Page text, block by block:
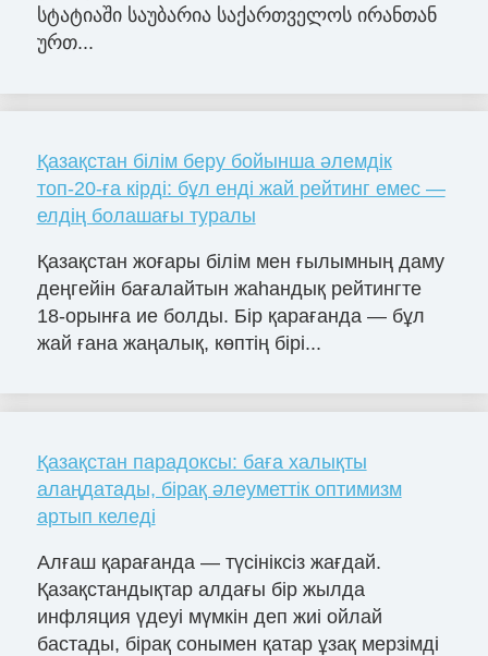
სტატიაში საუბარია საქართველოს ირანთან
ურთ...
Қазақстан білім беру бойынша әлемдік
топ-20-ға кірді: бұл енді жай рейтинг емес —
елдің болашағы туралы
Қазақстан жоғары білім мен ғылымның даму
деңгейін бағалайтын жаһандық рейтингте
18-орынға ие болды. Бір қарағанда — бұл
жай ғана жаңалық, көптің бірі...
Қазақстан парадоксы: баға халықты
алаңдатады, бірақ әлеуметтік оптимизм
артып келеді
Алғаш қарағанда — түсініксіз жағдай.
Қазақстандықтар алдағы бір жылда
инфляция үдеуі мүмкін деп жиі ойлай
бастады, бірақ сонымен қатар ұзақ мерзімді